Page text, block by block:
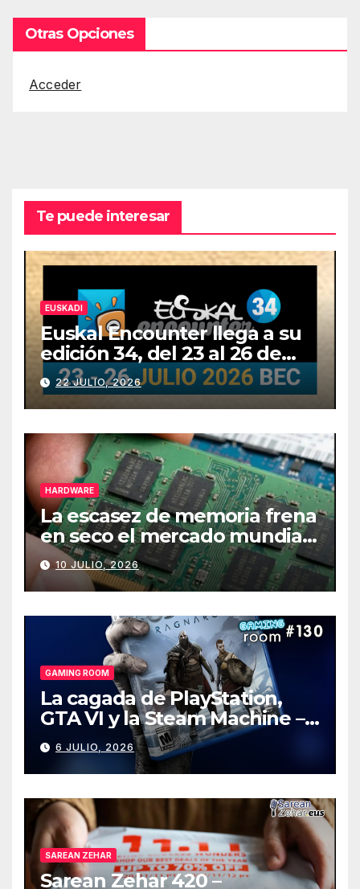
Otras Opciones
Acceder
Te puede interesar
EUSKADI
Euskal Encounter llega a su
edición 34, del 23 al 26 de
julio
22 JULIO, 2026
HARDWARE
La escasez de memoria frena
en seco el mercado mundial
de PCs
10 JULIO, 2026
GAMING ROOM
La cagada de PlayStation,
GTA VI y la Steam Machine –
Gaming Room #130
6 JULIO, 2026
SAREAN ZEHAR
Sarean Zehar 420 –